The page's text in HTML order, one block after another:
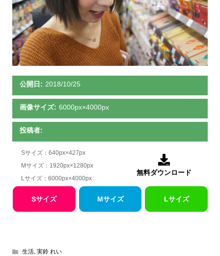
公開日: 2018/10/25
画像サイズ: 6000px×4000px
投稿者:
Sサイズ：640px×427px
Mサイズ：1920px×1280px
Lサイズ：6000px×4000px

無料ダウンロード
Sサイズ Mサイズ Lサイズ
生活, 実鈴 れい